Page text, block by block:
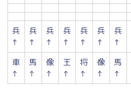
兵
↑
兵
↑
兵
↑
兵
↑
兵
↑
兵
↑
兵
↑
車
↑
馬
↑
像
↑
王
↑
将
↑
像
↑
馬
↑